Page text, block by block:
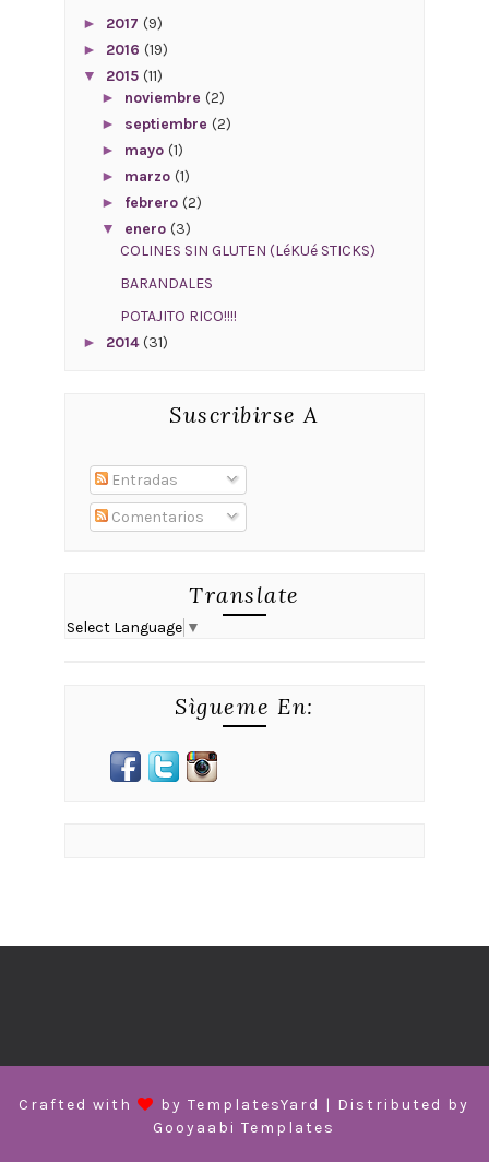
► 2017 (9)
► 2016 (19)
▼ 2015 (11)
► noviembre (2)
► septiembre (2)
► mayo (1)
► marzo (1)
► febrero (2)
▼ enero (3)
COLINES SIN GLUTEN (LéKUé STICKS)
BARANDALES
POTAJITO RICO!!!!
► 2014(31)
Suscribirse A
Entradas
Comentarios
Translate
Select Language ▼
Sìgueme En:
Crafted with byTemplatesYard | Distributed by
Gooyaabi Templates